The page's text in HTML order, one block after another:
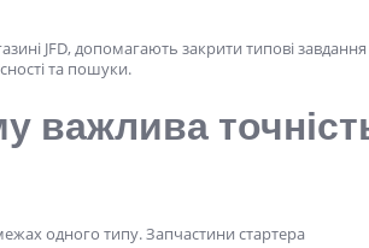
JFD, допомагають закрити типові завдання
та пошуки.
важлива
одного типу. Запчастини стартера